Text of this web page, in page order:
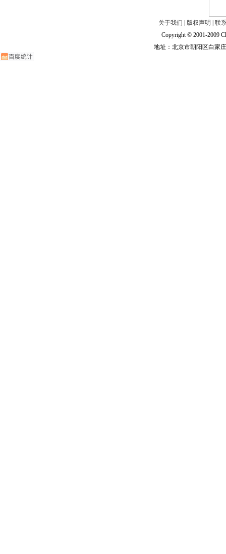
关于我们 版权声明
联
Copyright © 2001-2009
地址：北京市朝阳区白家